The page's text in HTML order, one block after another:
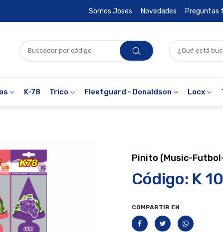
Somos Joses Novedades Preguntas
K-78 Trico Fleetguard - Donaldson Locx
Pinito (Music-
Código: K
COMPARTIR EN